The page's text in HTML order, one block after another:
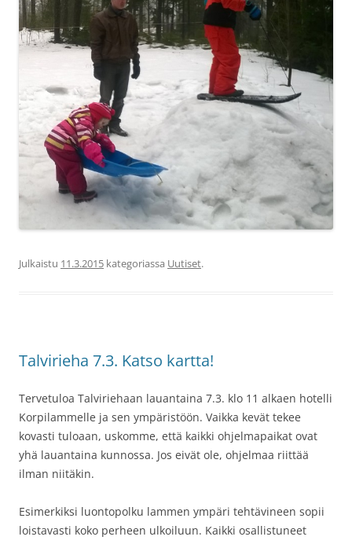
Julkaistu 11.3.2015 kategoriassa Uutiset.
Talvirieha 7.3. Katso kartta!
Tervetuloa Talviriehaan lauantaina 7.3. klo 11 alkaen hotelli
Korpilammelle ja sen ympäristöön. Vaikka kevät tekee
kovasti tuloaan, uskomme, että kaikki ohjelmapaikat ovat
yhä lauantaina kunnossa. Jos eivät ole, ohjelmaa riittää
ilman niitäkin.
Esimerkiksi luontopolku lammen ympäri tehtävineen sopii
loistavasti koko perheen ulkoiluun. Kaikki osallistuneet